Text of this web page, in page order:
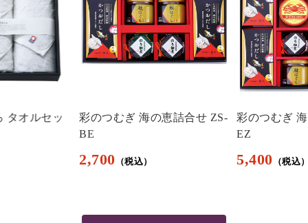
タオルセッ
彩のつむぎ 海の恵詰合せ ZS-
BE
2,700
彩のつむぎ
EZ
5,400